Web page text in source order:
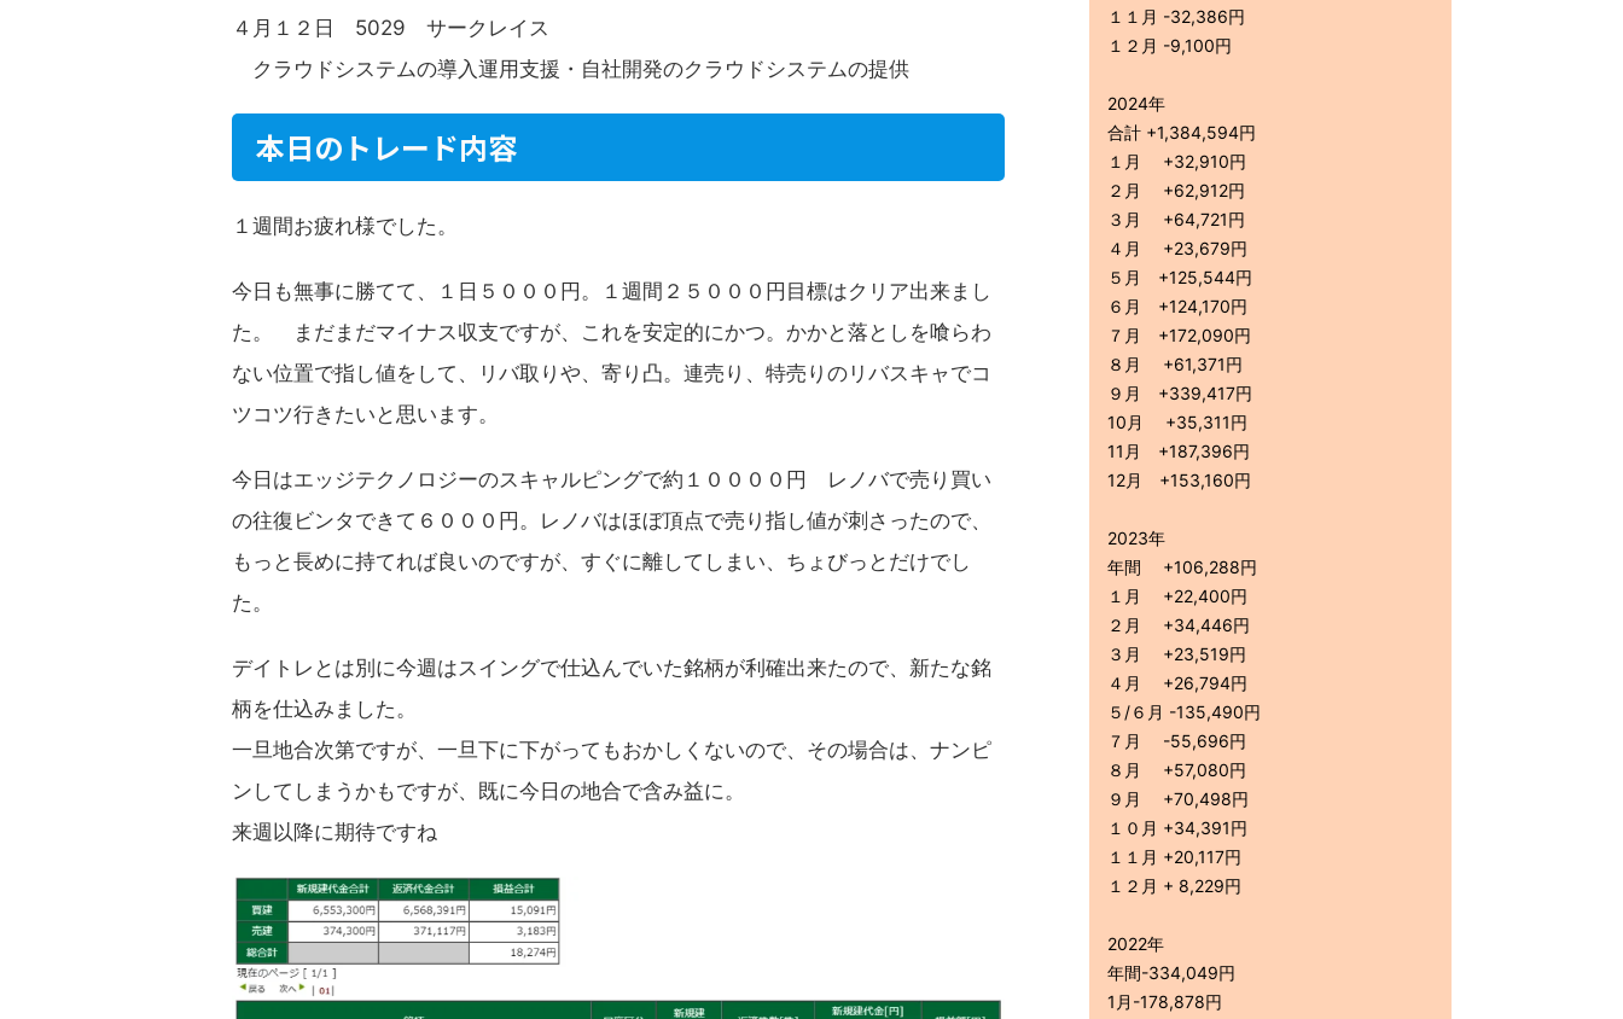
４月１２日 5029 サークレイス
クラウドシステムの導入運用支援・自社開発のクラウドシステムの提供
本日のトレード内容
１週間お疲れ様でした。
今日も無事に勝てて、１日５０００円。１週間２５０００円目標はクリア出来まし
た。 まだまだマイナス収支ですが、これを安定的にかつ。かかと落としを喰らわ
ない位置で指し値をして、リバ取りや、寄り凸。連売り、特売りのリバスキャでコ
ツコツ行きたいと思います。
今日はエッジテクノロジーのスキャルピングで約１００００円 レノバで売り買い
の往復ビンタできて６０００円。レノバはほぼ頂点で売り指し値が刺さったので、
もっと長めに持てれば良いのですが、すぐに離してしまい、ちょびっとだけでし
た。
デイトレとは別に今週はスイングで仕込んでいた銘柄が利確出来たので、新たな銘
柄を仕込みました。
一旦地合次第ですが、一旦下に下がってもおかしくないので、その場合は、ナンピ
ンしてしまうかもですが、既に今日の地合で含み益に。
来週以降に期待ですね
１１月 -32,386円
１２月 -9,100円
2024年
合計 +1,384,594円
１月 +32,910円
２月 +62,912円
３月 +64,721円
４月 +23,679円
５月 +125,544円
６月 +124,170円
７月 +172,090円
８月 +61,371円
９月 +339,417円
10月 +35,311円
11月 +187,396円
12月 +153,160円
2023年
年間 +106,288円
１月 +22,400円
２月 +34,446円
３月 +23,519円
４月 +26,794円
５/６月 -135,490円
７月 -55,696円
８月 +57,080円
９月 +70,498円
１０月 +34,391円
１１月 +20,117円
１２月 + 8,229円
2022年
年間-334,049円
1月-178,878円